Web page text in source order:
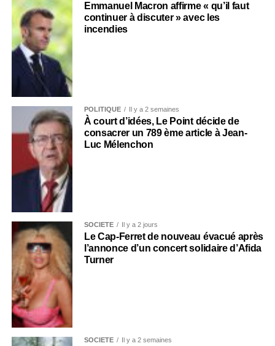
Emmanuel Macron affirme « qu’il faut
continuer à discuter » avec les
incendies
POLITIQUE Il y a 2 semaines
À court d’idées, Le Point décide de
consacrer un 789 ème article à Jean-
Luc Mélenchon
SOCIÉTÉ Il y a 2 jours
Le Cap-Ferret de nouveau évacué après
l’annonce d’un concert solidaire d’Afida
Turner
SOCIÉTÉ Il y a 2 semaines